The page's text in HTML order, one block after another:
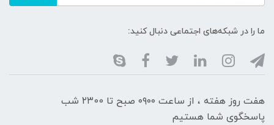
ما را در شبکه‌های اجتماعی دنبال کنید:
هفت روز هفته ، از ساعت ۰۹۰۰ صبح تا ۲۳00 شب
پاسخگوی شما هستیم